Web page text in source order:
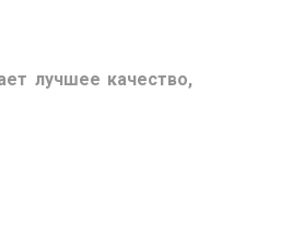
лучшее качество,